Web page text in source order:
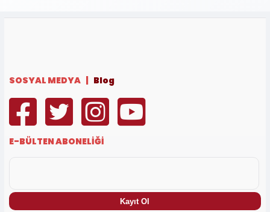
SOSYAL MEDYA | Blog
E-BÜLTEN ABONELİĞİ